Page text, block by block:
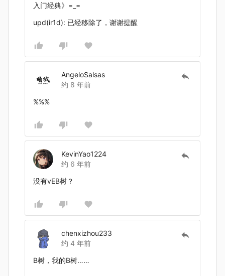
入门经典》=_=
upd(ir1d): 已经移除了，谢谢提醒
AngeloSalsas
约 8 年前
%%%
KevinYao1224
约 6 年前
没有vEB树？
chenxizhou233
约 4 年前
B树，我的B树……